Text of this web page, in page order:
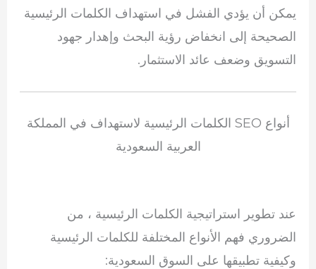
يمكن أن يؤدي الفشل في استهداف الكلمات الرئيسية
الصحيحة إلى انخفاض رؤية البحث وإهدار جهود
التسويق وضعف عائد الاستثمار.
أنواع SEO الكلمات الرئيسية لاستهداف في المملكة
العربية السعودية
عند تطوير استراتيجية الكلمات الرئيسية ، من
الضروري فهم الأنواع المختلفة للكلمات الرئيسية
وكيفية تطبيقها على السوق السعودية: